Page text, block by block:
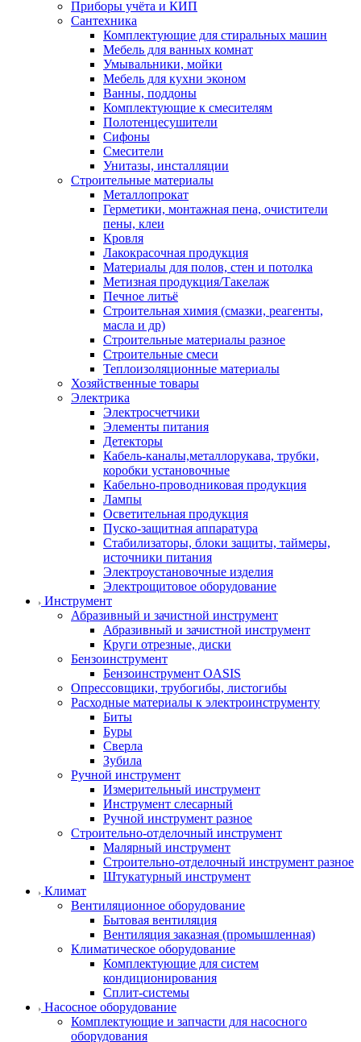
Приборы учёта и КИП
Сантехника
Комплектующие для стиральных машин
Мебель для ванных комнат
Умывальники, мойки
Мебель для кухни эконом
Ванны, поддоны
Комплектующие к смесителям
Полотенцесушители
Сифоны
Смесители
Унитазы, инсталляции
Строительные материалы
Металлопрокат
Герметики, монтажная пена, очистители
пены, клеи
Кровля
Лакокрасочная продукция
Материалы для полов, стен и потолка
Метизная продукция/Такелаж
Печное литьё
Строительная химия (смазки, реагенты,
масла и др)
Строительные материалы разное
Строительные смеси
Теплоизоляционные материалы
Хозяйственные товары
Электрика
Электросчетчики
Элементы питания
Детекторы
Кабель-каналы,металлорукава, трубки,
коробки установочные
Кабельно-проводниковая продукция
Лампы
Осветительная продукция
Пуско-защитная аппаратура
Стабилизаторы, блоки защиты, таймеры,
источники питания
Электроустановочные изделия
Электрощитовое оборудование
Инструмент
Абразивный и зачистной инструмент
Абразивный и зачистной инструмент
Круги отрезные, диски
Бензоинструмент
Бензоинструмент OASIS
Опрессовщики, трубогибы, листогибы
Расходные материалы к электроинструменту
Биты
Буры
Сверла
Зубила
Ручной инструмент
Измерительный инструмент
Инструмент слесарный
Ручной инструмент разное
Строительно-отделочный инструмент
Малярный инструмент
Строительно-отделочный инструмент разное
Штукатурный инструмент
Климат
Вентиляционное оборудование
Бытовая вентиляция
Вентиляция заказная (промышленная)
Климатическое оборудование
Комплектующие для систем
кондиционирования
Сплит-системы
Насосное оборудование
Комплектующие и запчасти для насосного
оборудования